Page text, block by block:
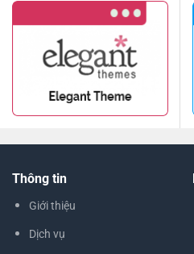
Thông tin
Giới thiệu
Dịch vụ